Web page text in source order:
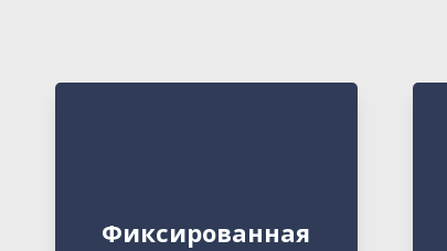
Фиксированная